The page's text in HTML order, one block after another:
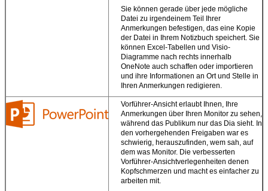
Wir rufen Sie bald zurück!
Sie können gerade über jede mögliche
Datei zu irgendeinem Teil Ihrer
Anmerkungen befestigen, das eine Kopie
der Datei in Ihrem Notizbuch speichert. Sie
können Excel-Tabellen und Visio-
Diagramme nach rechts innerhalb
OneNote auch schaffen oder importieren
und ihre Informationen an Ort und Stelle in
Ihren Anmerkungen redigieren.
Vorführer-Ansicht erlaubt Ihnen, Ihre
Anmerkungen über Ihren Monitor zu sehen,
während das Publikum nur das Dia sieht. In
den vorhergehenden Freigaben war es
schwierig, herauszufinden, wem sah, auf
dem was Monitor. Die verbesserten
Vorführer-Ansichtverlegenheiten denen
Kopfschmerzen und macht es einfacher zu
arbeiten mit.